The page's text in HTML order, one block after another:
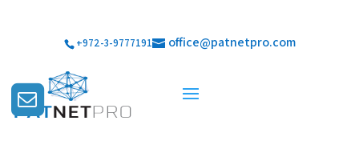
+972-3-9777191 office@patnetpro.com